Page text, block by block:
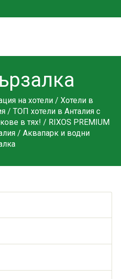
на хотели/ Хотели в
/ ТОП хотели в Анталия с
в тях! / RIXOS PREMIUM
/ Аквапарк и водни